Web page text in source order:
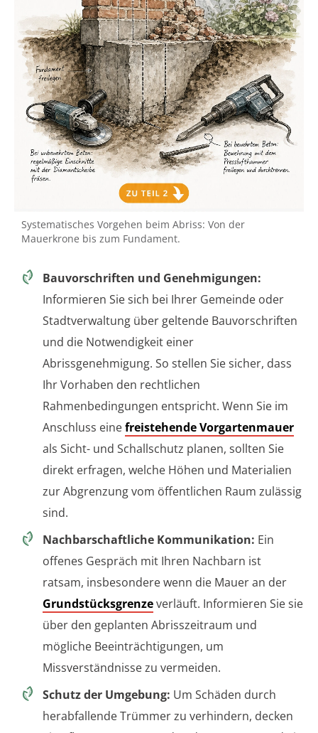
Systematisches Vorgehen beim Abriss: Von der
Mauerkrone bis zum Fundament.
Bauvorschriften und Genehmigungen:
Informieren Sie sich bei Ihrer Gemeinde oder
Stadtverwaltung über geltende Bauvorschriften
und die Notwendigkeit einer
Abrissgenehmigung. So stellen Sie sicher, dass
Ihr Vorhaben den rechtlichen
Rahmenbedingungen entspricht. Wenn Sie im
Anschluss einefreistehende Vorgartenmauer
als Sicht- und Schallschutz planen, sollten Sie
direkt erfragen, welche Höhen und Materialien
zur Abgrenzung vom öffentlichen Raum zulässig
sind.
Nachbarschaftliche Kommunikation: Ein
offenes Gespräch mit Ihren Nachbarn ist
ratsam, insbesondere wenn die Mauer an der
Grundstücksgrenzeverläuft. Informieren Sie sie
über den geplanten Abrisszeitraum und
mögliche Beeinträchtigungen, um
Missverständnisse zu vermeiden.
Schutz der Umgebung: Um Schäden durch
herabfallende Trümmer zu verhindern, decken